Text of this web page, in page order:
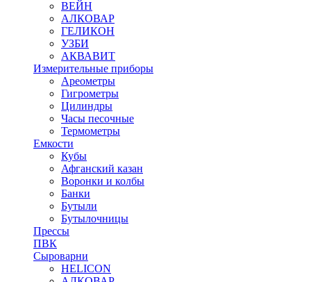
ВЕЙН
АЛКОВАР
ГЕЛИКОН
УЗБИ
АКВАВИТ
Измерительные приборы
Ареометры
Гигрометры
Цилиндры
Часы песочные
Термометры
Емкости
Кубы
Афганский казан
Воронки и колбы
Банки
Бутыли
Бутылочницы
Прессы
ПВК
Сыроварни
HELICON